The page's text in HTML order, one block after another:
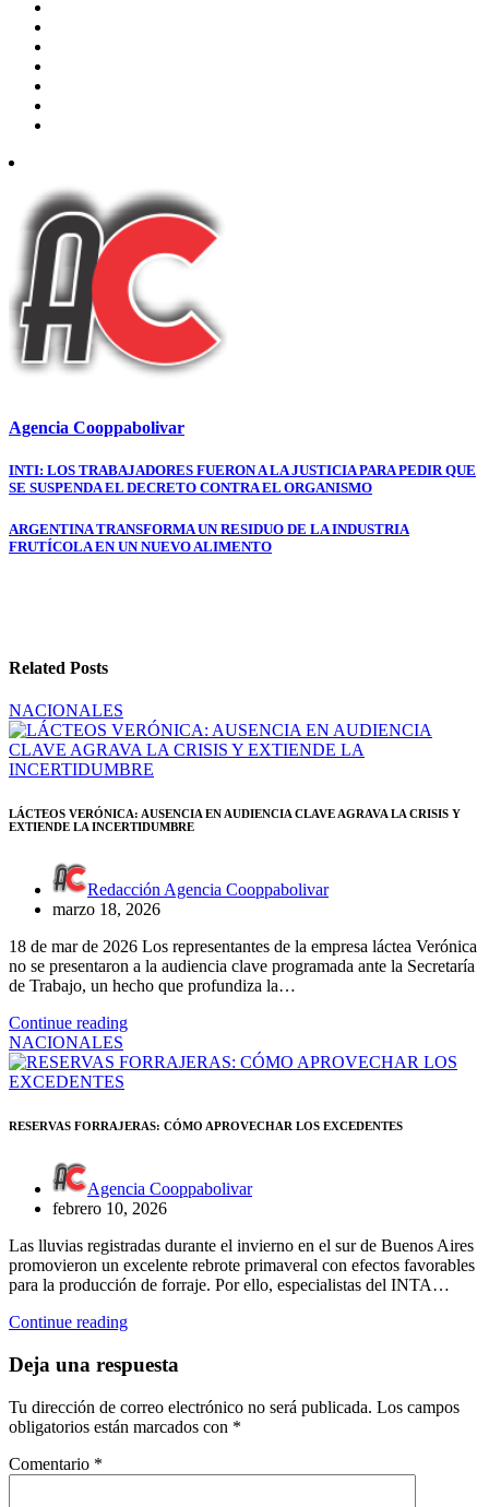
Agencia Cooppabolivar
Navegación
entradas
INTI: LOS TRABAJADORES FUERON A LA JUSTICIA PARA PEDIR QUE
SE SUSPENDA EL DECRETO CONTRA EL ORGANISMO
ARGENTINA TRANSFORMA UN RESIDUO DE LA INDUSTRIA
FRUTÍCOLA EN UN NUEVO ALIMENTO
Related Posts
NACIONALES
LÁCTEOS VERÓNICA: AUSENCIA EN AUDIENCIA CLAVE AGRAVA LA CRISIS Y
EXTIENDE LA INCERTIDUMBRE
Redacción Agencia Cooppabolivar
marzo 18, 2026
18 de mar de 2026 Los representantes de la empresa láctea Verónica
no se presentaron a la audiencia clave programada ante la Secretaría
de Trabajo, un hecho que profundiza la…
Continue reading
NACIONALES
RESERVAS FORRAJERAS: CÓMO APROVECHAR LOS EXCEDENTES
Agencia Cooppabolivar
febrero 10, 2026
Las lluvias registradas durante el invierno en el sur de Buenos Aires
promovieron un excelente rebrote primaveral con efectos favorables
para la producción de forraje. Por ello, especialistas del INTA…
Continue reading
Deja una respuesta
Tu dirección de correo electrónico no será publicada. Los campos
obligatorios están marcados con *
Comentario *